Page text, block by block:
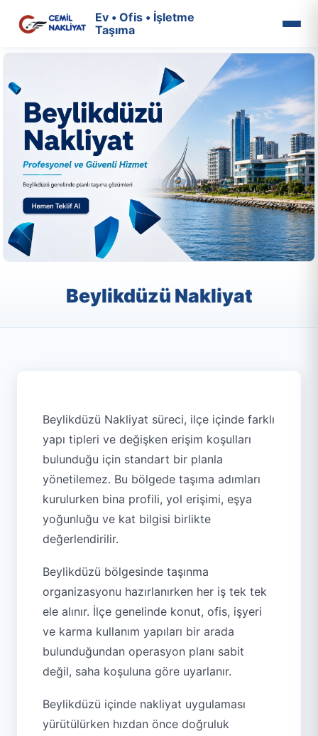
Ev • Ofis • İşletme
Taşıma
Beylikdüzü Nakliyat
Beylikdüzü Nakliyat süreci, ilçe içinde farklı
yapı tipleri ve değişken erişim koşulları
bulunduğu için standart bir planla
yönetilemez. Bu bölgede taşıma adımları
kurulurken bina profili, yol erişimi, eşya
yoğunluğu ve kat bilgisi birlikte
değerlendirilir.
Beylikdüzü bölgesinde taşınma
organizasyonu hazırlanırken her iş tek tek
ele alınır. İlçe genelinde konut, ofis, işyeri
ve karma kullanım yapıları bir arada
bulunduğundan operasyon planı sabit
değil, saha koşuluna göre uyarlanır.
Beylikdüzü içinde nakliyat uygulaması
yürütülürken hızdan önce doğruluk